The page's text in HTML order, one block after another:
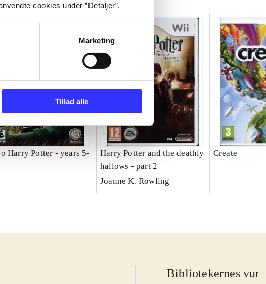
cookies under ”Detaljer”.
Marketing
Tillad alle
Harry Potter - years 5-
Harry Potter and the deathly
hallows - part 2
Joanne K. Rowling
Create
Bibliotekernes